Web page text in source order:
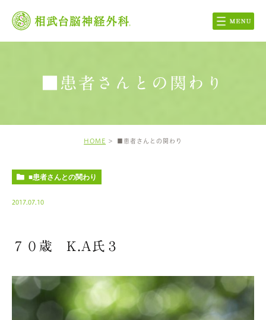
■患者さんとの関わり
HOME ■患者さんとの関わり
■患者さんとの関わり
2017.07.10
７０歳 K.A氏３